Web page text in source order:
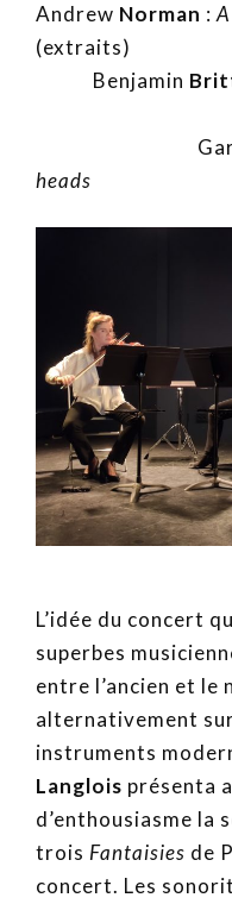
Andrew Norman :
Benjamin
heads
L’idée du concert
superbes
entre l’ancien et le
alternativement
instruments
Langlois présenta
d’enthousiasme la
trois Fantaisies de
concert. Les